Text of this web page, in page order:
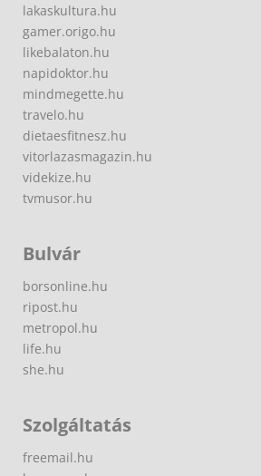
lakaskultura.hu
gamer.origo.hu
likebalaton.hu
napidoktor.hu
mindmegette.hu
travelo.hu
dietaesfitnesz.hu
vitorlazasmagazin.hu
videkize.hu
tvmusor.hu
Bulvár
borsonline.hu
ripost.hu
metropol.hu
life.hu
she.hu
Szolgáltatás
freemail.hu